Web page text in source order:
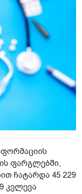
ფარგლებში,
ჩატარდა 45 229
კვლევა